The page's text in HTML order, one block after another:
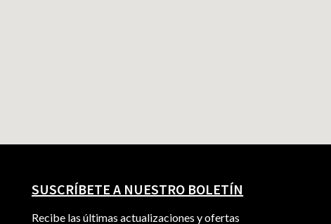
SUSCRÍBETE A NUESTRO BOLETÍN
Recibe las últimas actualizaciones y ofertas